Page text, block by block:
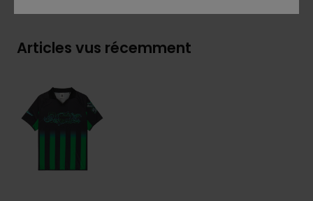
Articles vus récemment